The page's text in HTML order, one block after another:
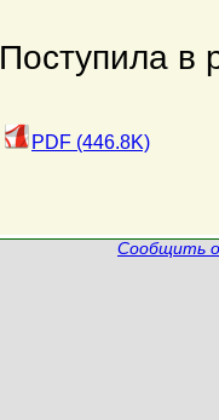
Поступила в
PDF (446.8K)
Сообщить о